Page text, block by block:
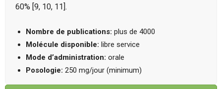
60% [9, 10, 11].
Nombre de publications: plus de 4000
Molécule disponible: libre service
Mode d’administration: orale
Posologie: 250 mg/jour (minimum)